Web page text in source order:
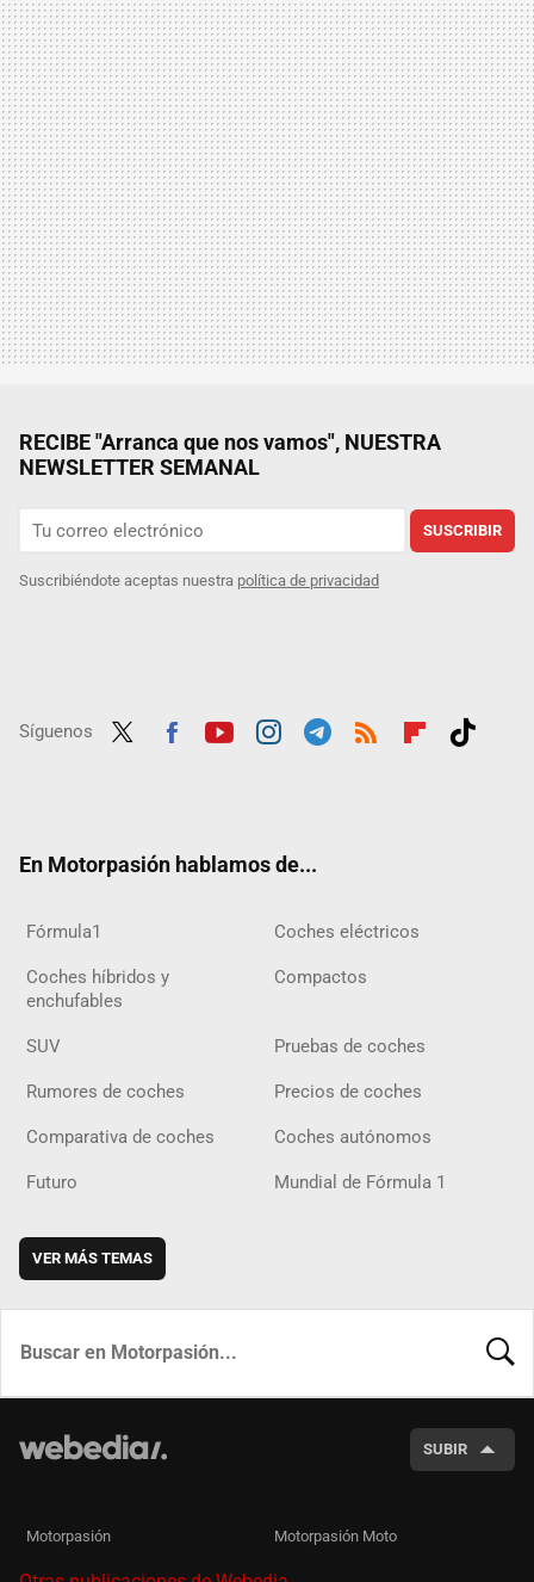
RECIBE "Arranca que nos vamos", NUESTRA
NEWSLETTER SEMANAL
SUSCRIBIR
Suscribiéndote aceptas nuestra política de privacidad
Síguenos
En Motorpasión hablamos de...
Fórmula1 Coches eléctricos
Coches híbridos y
enchufables
Compactos
SUV Pruebas de coches
Rumores de coches Precios de coches
Comparativa de coches Coches autónomos
Futuro Mundial de Fórmula 1
VER MÁS TEMAS
SUBIR
Motorpasión Motorpasión Moto